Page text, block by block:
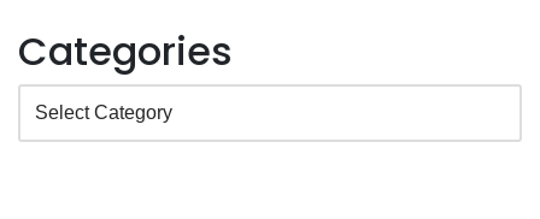
Categories